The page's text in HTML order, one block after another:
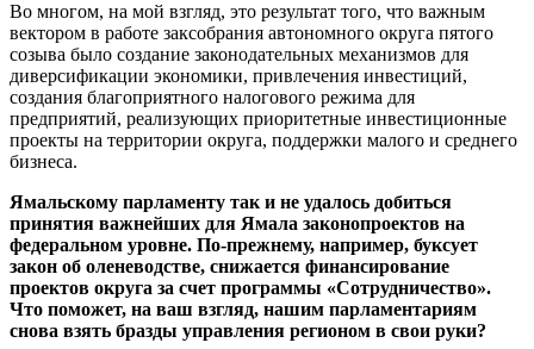
Во многом, на мой взгляд, это результат того, что важным
вектором в работе заксобрания автономного округа пятого
созыва было создание законодательных механизмов для
диверсификации экономики, привлечения инвестиций,
создания благоприятного налогового режима для
предприятий, реализующих приоритетные инвестиционные
проекты на территории округа, поддержки малого и среднего
бизнеса.
Ямальскому парламенту так и не удалось добиться
принятия важнейших для Ямала законопроектов на
федеральном уровне. По-прежнему, например, буксует
закон об оленеводстве, снижается финансирование
проектов округа за счет программы «Сотрудничество».
Что поможет, на ваш взгляд, нашим парламентариям
снова взять бразды управления регионом в свои руки?